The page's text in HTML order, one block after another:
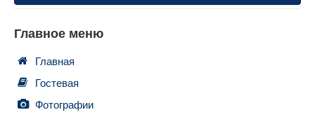
Правила
Главное меню
Главная
Гостевая
Фотографии